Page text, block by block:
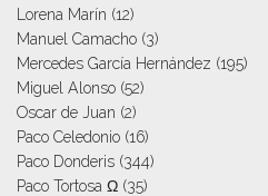
Lorena Marín (12)
Manuel Camacho (3)
Mercedes García Hernández (195)
Miguel Alonso (52)
Oscar de Juan (2)
Paco Celedonio (16)
Paco Donderis (344)
Paco Tortosa Ω (35)